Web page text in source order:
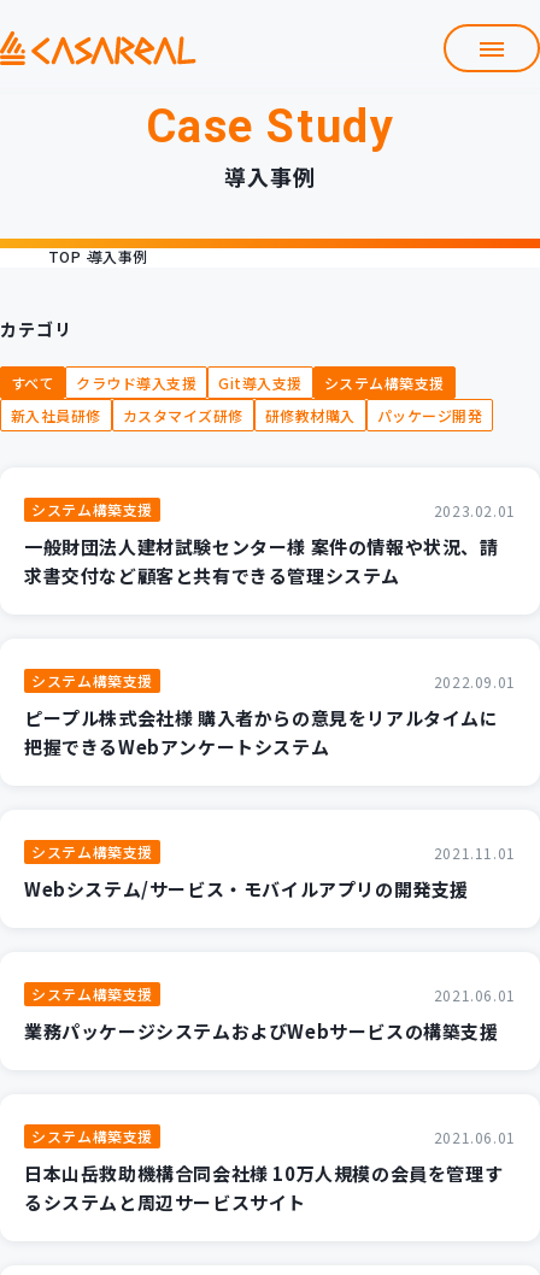
プロダクト開発支援
研修サービス
カスタマイズコース
新規開発サービス
パッケージ開発
導入事例
イベント・セミナー
ニュース
Case Study
導入事例
TOP 導入事例
カテゴリ
すべて クラウド導入支援 Git導入支援
システム構築支援
新入社員研修
カスタマイズ研修 研修教材購入 パッケージ開発
システム構築支援 2023.02.01
一般財団法人建材試験センター様 案件の情報や状況、請
求書交付など顧客と共有できる管理システム
システム構築支援 2022.09.01
ピープル株式会社様 購入者からの意見をリアルタイムに
把握できるWebアンケートシステム
システム構築支援 2021.11.01
Webシステム/サービス・モバイルアプリの開発支援
システム構築支援 2021.06.01
業務パッケージシステムおよびWebサービスの構築支援
システム構築支援 2021.06.01
日本山岳救助機構合同会社様 10万人規模の会員を管理す
るシステムと周辺サービスサイト